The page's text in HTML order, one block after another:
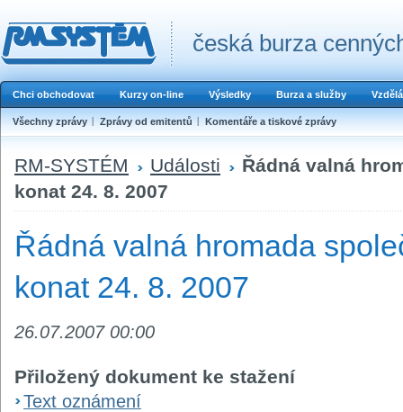
česká burza
Chci obchodovat Kurzy on-line Výsledky Burza a služby
Všechny zprávy Zprávy od emitentů Komentáře a tiskové zprávy
RM-SYSTÉM Události
Řádná valná
konat 24. 8. 2007
Řádná valná hromada
konat 24. 8. 2007
26.07.2007 00:00
Přiložený dokument ke stažení
Text oznámení